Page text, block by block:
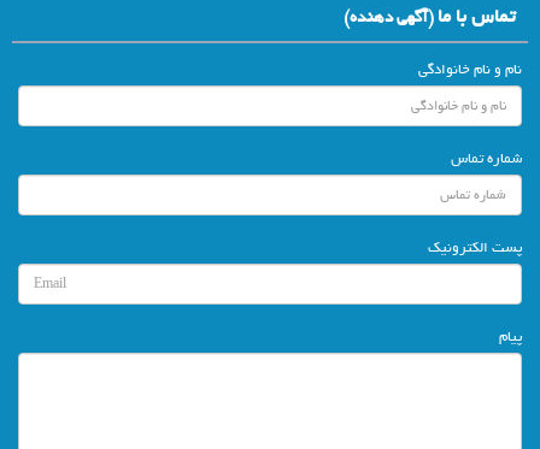
تماس با ما(آگهي دهنده)
نام و نام خانوادگی
شماره تماس
پست الکترونیک
پیام